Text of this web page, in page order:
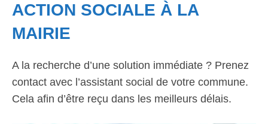
ACTION SOCIALE À LA
MAIRIE
A la recherche d’une solution immédiate ? Prenez
contact avec l’assistant social de votre commune.
Cela afin d’être reçu dans les meilleurs délais.